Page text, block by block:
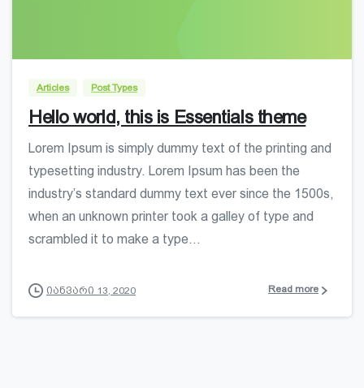
Articles Post Types
Hello world, this is Essentials theme
Lorem Ipsum is simply dummy text of the printing and
typesetting industry. Lorem Ipsum has been the
industry’s standard dummy text ever since the 1500s,
when an unknown printer took a galley of type and
scrambled it to make a type...
იანვარი 13, 2020 Read more